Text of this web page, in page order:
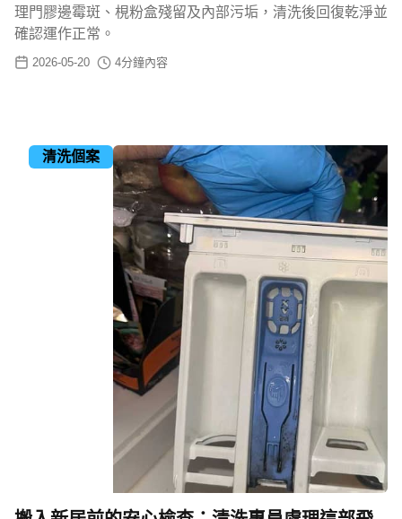
理門膠邊霉斑、梘粉盒殘留及內部污垢，清洗後回復乾淨並
確認運作正常。
2026-05-20 4分鐘內容
清洗個案